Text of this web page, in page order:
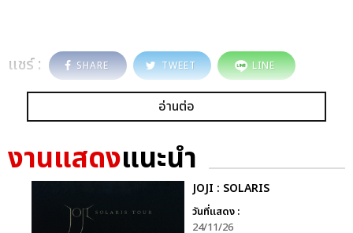
แชร์ : SHARE TWEET LINE
อ่านต่อ
งานแสดงแนะนำ
JOJI : SOLARIS
วันที่แสดง :
24/11/26